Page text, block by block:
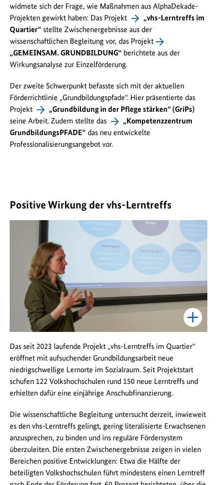
widmete sich der Frage, wie Maßnahmen aus AlphaDekade-
Projekten gewirkt haben: Das Projekt
„vhs-Lerntreffs im
Quartier“ stellte Zwischenergebnisse aus der
wissenschaftlichen Begleitung vor, das Projekt
„GEMEINSAM. GRUNDBILDUNG“ berichtete aus der
Wirkungsanalyse zur Einzelförderung.
Der zweite Schwerpunkt befasste sich mit der aktuellen
Förderrichtlinie „Grundbildungspfade“. Hier präsentierte das
Projekt
„Grundbildung in der Pflege stärken“ (GriPs)
seine Arbeit. Zudem stellte das
„Kompetenzzentrum
GrundbildungsPFADE“ das neu entwickelte
Professionalisierungsangebot vor.
Positive Wirkung der vhs-Lerntreffs
Das seit 2023 laufende Projekt „vhs-Lerntreffs im Quartier“
eröffnet mit aufsuchender Grundbildungsarbeit neue
niedrigschwellige Lernorte im Sozialraum. Seit Projektstart
schufen 122 Volkshochschulen rund 150 neue Lerntreffs und
erhielten dafür eine einjährige Anschubfinanzierung.
Die wissenschaftliche Begleitung untersucht derzeit, inwieweit
es den vhs-Lerntreffs gelingt, gering literalisierte Erwachsenen
anzusprechen, zu binden und ins reguläre Fördersystem
überzuleiten. Die ersten Zwischenergebnisse zeigen in vielen
Bereichen positive Entwicklungen: Etwa die Hälfte der
beteiligten Volkshochschulen führt mindestens einen Lerntreff